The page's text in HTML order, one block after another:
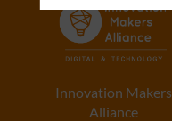
Innovation Makers
Alliance